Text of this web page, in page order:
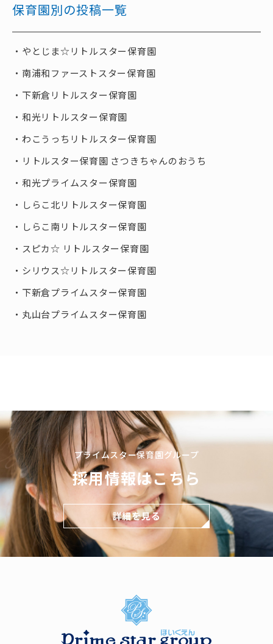
保育園別の投稿一覧
やとじま☆リトルスター保育園
南浦和ファーストスター保育園
下新倉リトルスター保育園
和光リトルスター保育園
わこうっちリトルスター保育園
リトルスター保育園 さつきちゃんのおうち
和光プライムスター保育園
しらこ北リトルスター保育園
しらこ南リトルスター保育園
スピカ☆ リトルスター保育園
シリウス☆リトルスター保育園
下新倉プライムスター保育園
丸山台プライムスター保育園
プライムスター保育園グループ
採用情報はこちら
詳細を見る